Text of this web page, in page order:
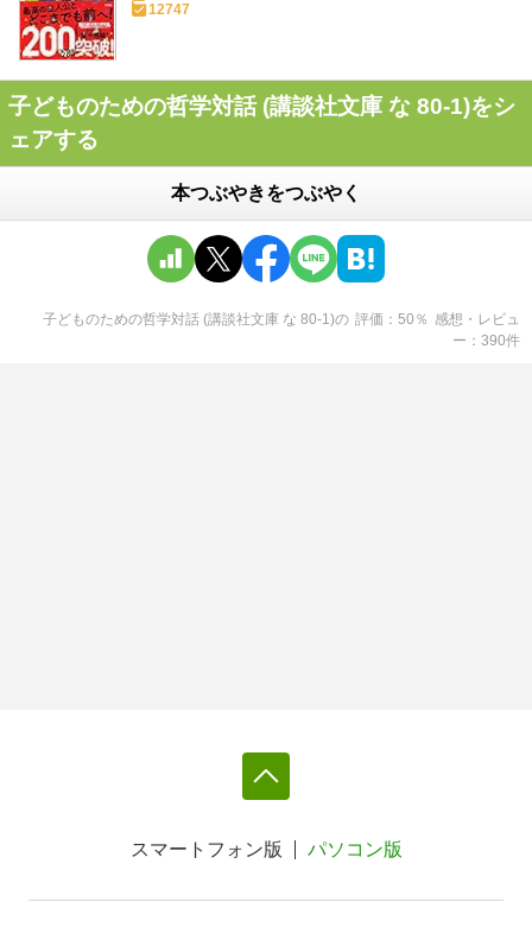
12747
子どものための哲学対話 (講談社文庫 な 80-1)をシ
ェアする
本つぶやきをつぶやく
子どものための哲学対話 (講談社文庫 な 80-1)の 評価 50 ％ 感想・レビュ
ー
390件
スマートフォン版 パソコン版